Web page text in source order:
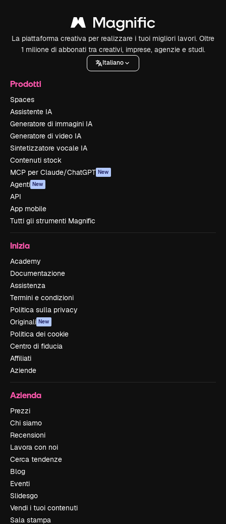
La piattaforma creativa per realizzare i tuoi migliori lavori. Oltre
1 milione di abbonati tra creativi, imprese, agenzie e studi.
Italiano
Prodotti
Spaces
Assistente IA
Generatore di immagini IA
Generatore di video IA
Sintetizzatore vocale IA
Contenuti stock
MCP per Claude/ChatGPT New
Agenti New
API
App mobile
Tutti gli strumenti Magnific
Inizia
Academy
Documentazione
Assistenza
Termini e condizioni
Politica sulla privacy
Originali New
Politica dei cookie
Centro di fiducia
Affiliati
Aziende
Azienda
Prezzi
Chi siamo
Recensioni
Lavora con noi
Cerca tendenze
Blog
Eventi
Slidesgo
Vendi i tuoi contenuti
Sala stampa